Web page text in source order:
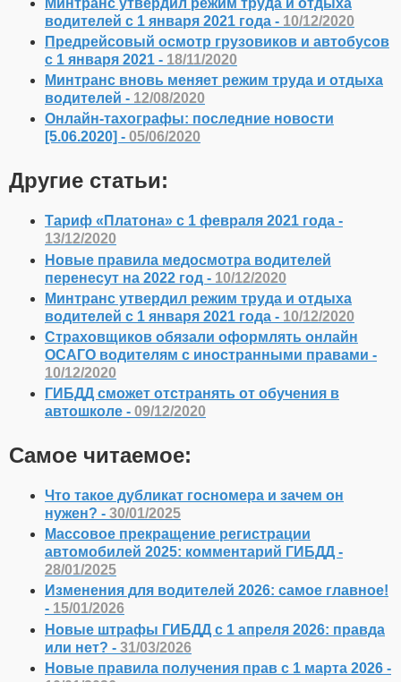
водителей с 1 января 2021 года - 10/12/2020
Предрейсовый осмотр грузовиков и автобусов
с 1 января 2021 - 18/11/2020
Минтранс вновь меняет режим труда и отдыха
водителей - 12/08/2020
Онлайн-тахографы: последние новости
[5.06.2020] - 05/06/2020
Другие статьи:
Тариф «Платона» с 1 февраля 2021 года -
13/12/2020
Новые правила медосмотра водителей
перенесут на 2022 год - 10/12/2020
Минтранс утвердил режим труда и отдыха
водителей с 1 января 2021 года - 10/12/2020
Страховщиков обязали оформлять онлайн
ОСАГО водителям с иностранными правами -
10/12/2020
ГИБДД сможет отстранять от обучения в
автошколе - 09/12/2020
Самое читаемое:
Что такое дубликат госномера и зачем он
нужен? - 30/01/2025
Массовое прекращение регистрации
автомобилей 2025: комментарий ГИБДД -
28/01/2025
Изменения для водителей 2026: самое главное!
- 15/01/2026
Новые штрафы ГИБДД с 1 апреля 2026: правда
или нет? - 31/03/2026
Новые правила получения прав с 1 марта 2026 -